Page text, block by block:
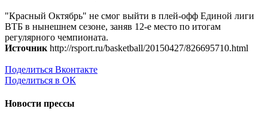
"Красный Октябрь" не смог выйти в плей-офф Единой лиги
ВТБ в нынешнем сезоне, заняв 12-е место по итогам
регулярного чемпионата.
Источник http://rsport.ru/basketball/20150427/826695710.html
Поделиться Вконтакте
Поделиться в ОК
Новости прессы